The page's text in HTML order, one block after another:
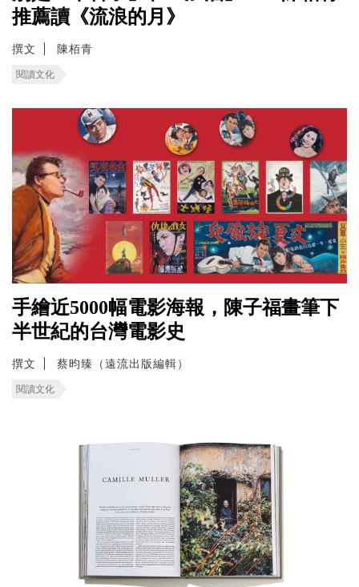
推薦讀《流浪的月》
撰文 陳栢青
閱讀文化
手繪近5000幅電影海報，陳子福畫筆下
半世紀的台灣電影史
撰文 蔡昀臻（遠流出版編輯）
閱讀文化